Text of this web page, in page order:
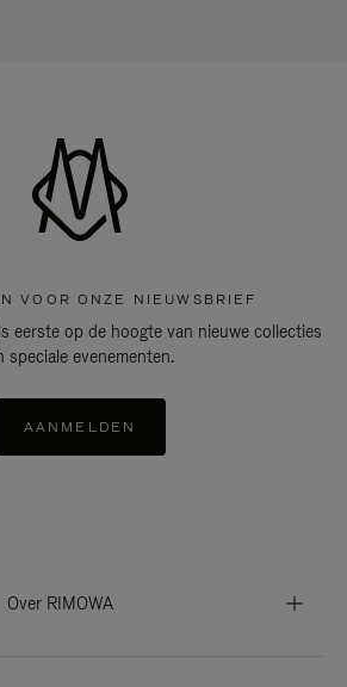
VOOR ONZE NIEUWSBRIEF
eerste op de hoogte van nieuwe collecties
speciale evenementen.
AANMELDEN
Over RIMOWA